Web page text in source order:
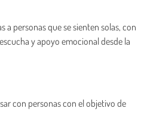
a personas que se sienten solas, con
y apoyo emocional desde la
con personas con el objetivo de